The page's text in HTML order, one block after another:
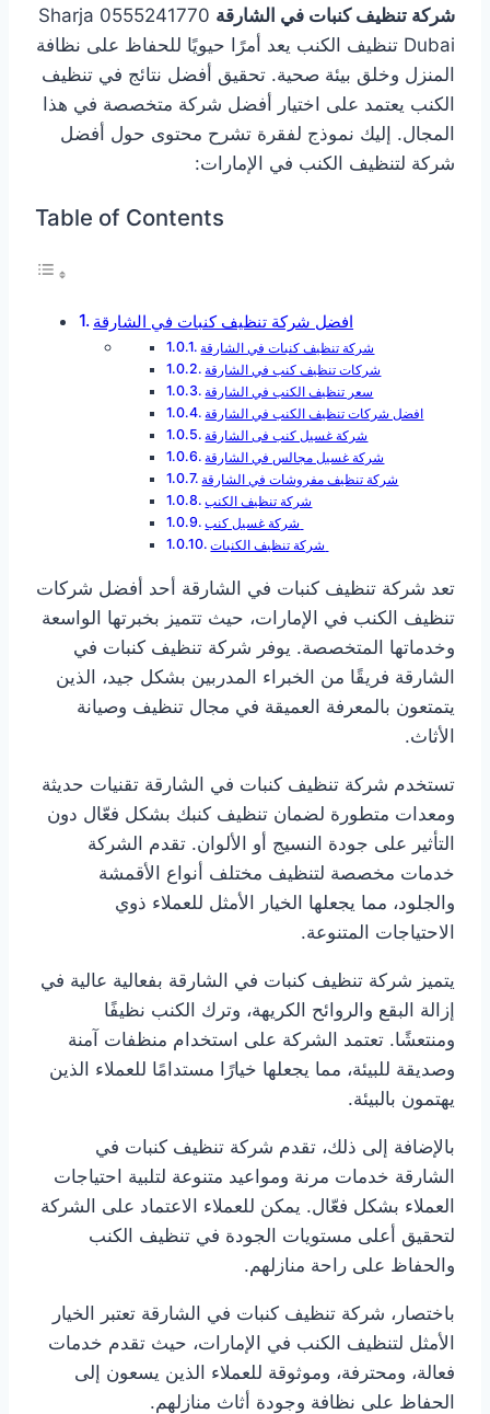
شركة تنظيف كنبات في الشارقة
0555241770 Sharja
Dubai تنظيف الكنب يعد أمرًا حيويًا للحفاظ على نظافة
المنزل وخلق بيئة صحية. تحقيق أفضل نتائج في تنظيف
الكنب يعتمد على اختيار أفضل شركة متخصصة في هذا
المجال. إليك نموذج لفقرة تشرح محتوى حول أفضل
شركة لتنظيف الكنب في الإمارات:
Table of Contents
افضل شركة تنظيف كنبات في الشارقة
شركة تنظيف كنبات في الشارقة
شركات تنظيف كنب في الشارقة
سعر تنظيف الكنب في الشارقة
افضل شركات تنظيف الكنب في الشارقة
شركة غسيل كنب فى الشارقة
شركة غسيل مجالس في الشارقة
شركة تنظيف مفروشات في الشارقة
شركة تنظيف الكنب
تعد شركة تنظيف كنبات في الشارقة أحد أفضل شركات
تنظيف الكنب في الإمارات، حيث تتميز بخبرتها الواسعة
وخدماتها المتخصصة. يوفر شركة تنظيف كنبات في
الشارقة فريقًا من الخبراء المدربين بشكل جيد، الذين
يتمتعون بالمعرفة العميقة في مجال تنظيف وصيانة
الأثاث.
تستخدم شركة تنظيف كنبات في الشارقة تقنيات حديثة
ومعدات متطورة لضمان تنظيف كنبك بشكل فعّال دون
التأثير على جودة النسيج أو الألوان. تقدم الشركة
خدمات مخصصة لتنظيف مختلف أنواع الأقمشة
والجلود، مما يجعلها الخيار الأمثل للعملاء ذوي
الاحتياجات المتنوعة.
يتميز شركة تنظيف كنبات في الشارقة بفعالية عالية في
إزالة البقع والروائح الكريهة، وترك الكنب نظيفًا
ومنتعشًا. تعتمد الشركة على استخدام منظفات آمنة
وصديقة للبيئة، مما يجعلها خيارًا مستدامًا للعملاء الذين
يهتمون بالبيئة.
بالإضافة إلى ذلك، تقدم شركة تنظيف كنبات في
الشارقة خدمات مرنة ومواعيد متنوعة لتلبية احتياجات
العملاء بشكل فعّال. يمكن للعملاء الاعتماد على الشركة
لتحقيق أعلى مستويات الجودة في تنظيف الكنب
والحفاظ على راحة منازلهم.
باختصار، شركة تنظيف كنبات في الشارقة تعتبر الخيار
الأمثل لتنظيف الكنب في الإمارات، حيث تقدم خدمات
فعالة، ومحترفة، وموثوقة للعملاء الذين يسعون إلى
الحفاظ على نظافة وجودة أثاث منازلهم.